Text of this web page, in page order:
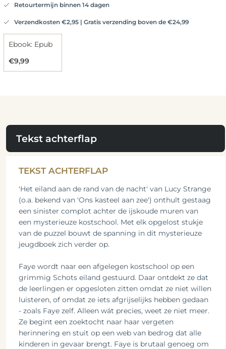
Retourtermijn binnen 14 dagen
Verzendkosten €2,95 | Gratis verzending boven de €24,99
Ebook: Epub
€9,99
Tekst achterflap
TEKST ACHTERFLAP
'Het eiland aan de rand van de nacht' van Lucy Strange
(o.a. bekend van 'Ons kasteel aan zee') onthult gestaag
een sinister complot achter de ijskoude muren van
een mysterieuze kostschool. Met elk opgelost stukje
van de puzzel bouwt de spanning in dit mysterieuze
jeugdboek zich verder op.
Faye wordt naar een afgelegen kostschool op een
grimmig Schots eiland gestuurd. Daar ontdekt ze dat
de leerlingen er opgesloten zitten omdat ze niet willen
luisteren, of omdat ze iets afgrijselijks hebben gedaan
- zoals Faye zelf. Alleen wát precies, weet ze niet meer.
Ze begint een zoektocht naar haar vergeten
herinnering en stuit op een web van bedrog dat alle
kinderen in gevaar brengt. Faye is brutaal genoeg om